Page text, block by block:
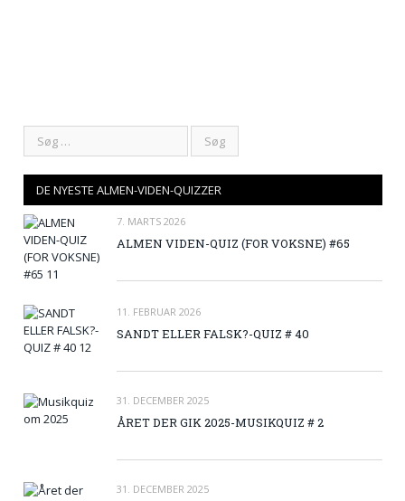
DE NYESTE ALMEN-VIDEN-QUIZZER
7. MARTS 2026
ALMEN VIDEN-QUIZ (FOR VOKSNE) #65
11. FEBRUAR 2026
SANDT ELLER FALSK?-QUIZ # 40
31. DECEMBER 2025
ÅRET DER GIK 2025-MUSIKQUIZ # 2
31. DECEMBER 2025